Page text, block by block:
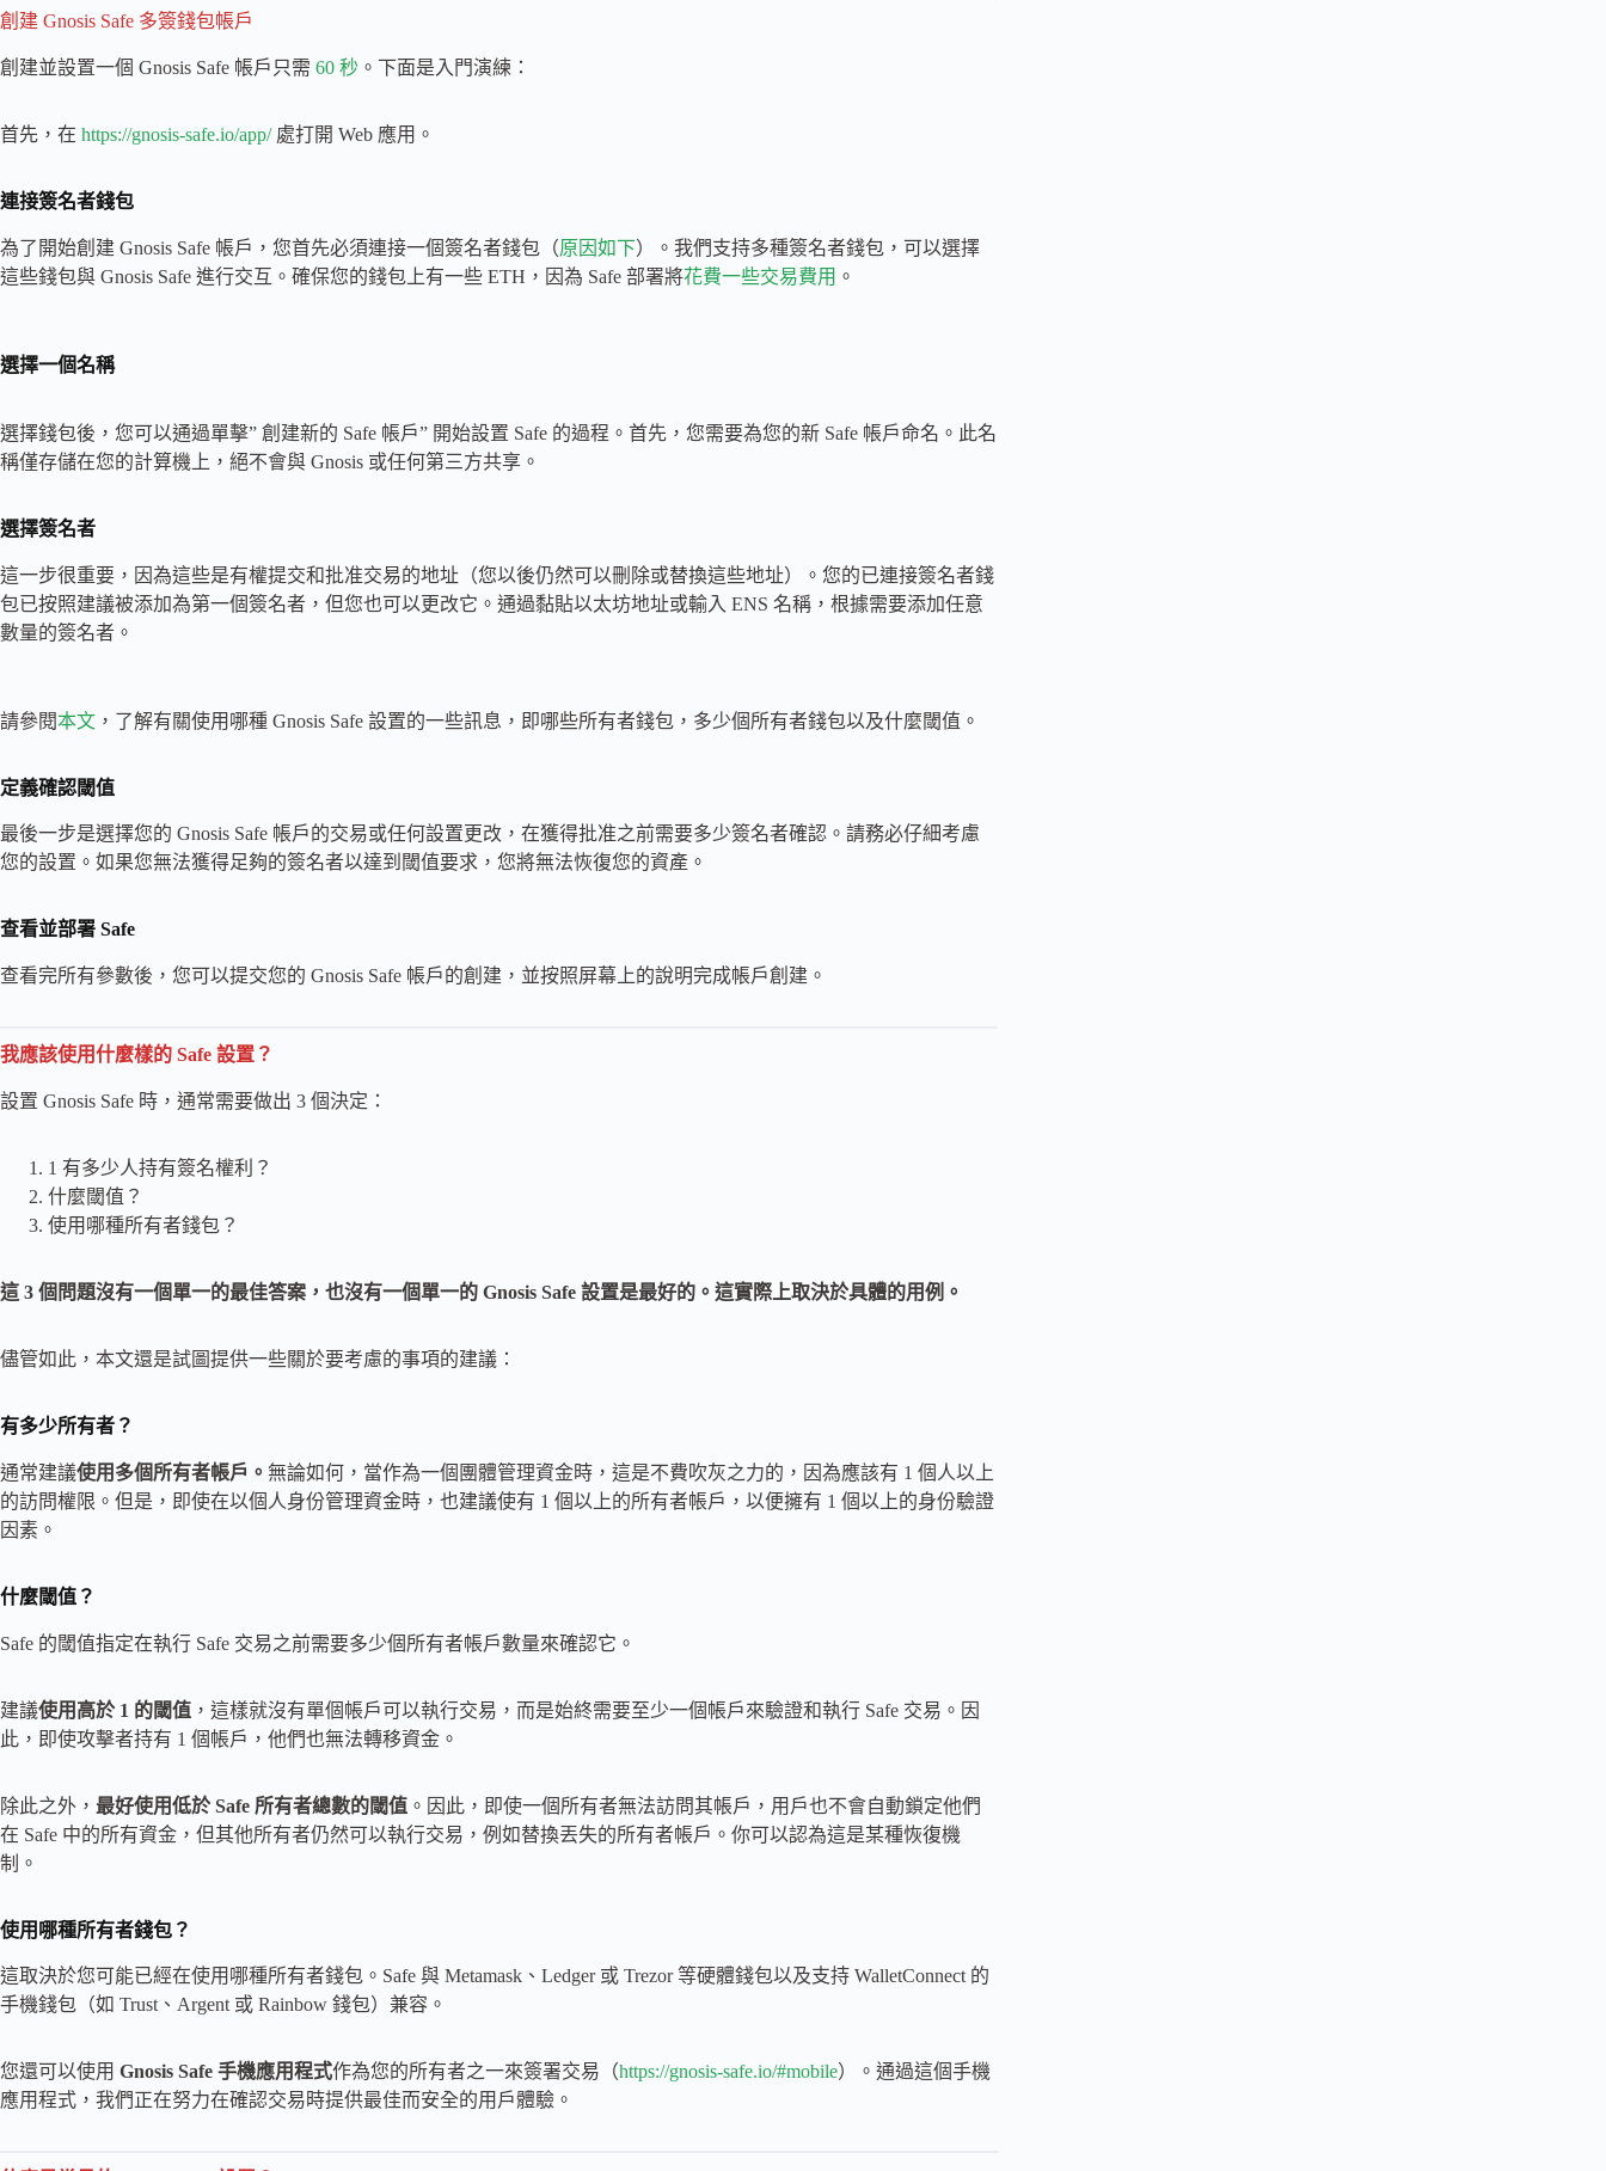
創建 Gnosis Safe 多簽錢包帳戶
創建並設置一個 Gnosis Safe 帳戶只需 60 秒 。下面是入門演練：
首先，在 https://gnosis-safe.io/app/處打開 Web 應用。
連接簽名者錢包
為了開始創建 Gnosis Safe 帳戶，您首先必須連接一個簽名者錢包（原因如下）。我們支持多種簽名者錢包，可以選擇
這些錢包與 Gnosis Safe 進行交互。確保您的錢包上有一些 ETH，因為 Safe 部署將花費一些交易費用 。
選擇一個名稱
選擇錢包後，您可以通過單擊” 創建新的 Safe 帳戶” 開始設置 Safe 的過程。首先，您需要為您的新 Safe 帳戶命名。此名
稱僅存儲在您的計算機上，絕不會與 Gnosis 或任何第三方共享。
選擇簽名者
這一步很重要，因為這些是有權提交和批准交易的地址（您以後仍然可以刪除或替換這些地址）。您的已連接簽名者錢
包已按照建議被添加為第一個簽名者，但您也可以更改它。通過黏貼以太坊地址或輸入 ENS 名稱，根據需要添加任意
數量的簽名者。
請參閱本文 ，了解有關使用哪種 Gnosis Safe 設置的一些訊息，即哪些所有者錢包，多少個所有者錢包以及什麼閾值。
定義確認閾值
最後一步是選擇您的 Gnosis Safe 帳戶的交易或任何設置更改，在獲得批准之前需要多少簽名者確認。請務必仔細考慮
您的設置。如果您無法獲得足夠的簽名者以達到閾值要求，您將無法恢復您的資產。
查看並部署 Safe
查看完所有參數後，您可以提交您的 Gnosis Safe 帳戶的創建，並按照屏幕上的說明完成帳戶創建。
我應該使用什麼樣的 Safe 設置？
設置 Gnosis Safe 時，通常需要做出 3 個決定：
1 有多少人持有簽名權利？
什麼閾值？
使用哪種所有者錢包？
這 3 個問題沒有一個單一的最佳答案，也沒有一個單一的 Gnosis Safe 設置是最好的。這實際上取決於具體的用例。
儘管如此，本文還是試圖提供一些關於要考慮的事項的建議：
有多少所有者？
通常建議使用多個所有者帳戶。 無論如何，當作為一個團體管理資金時，這是不費吹灰之力的，因為應該有 1 個人以上
的訪問權限。但是，即使在以個人身份管理資金時，也建議使有 1 個以上的所有者帳戶，以便擁有 1 個以上的身份驗證
因素。
什麼閾值？
Safe 的閾值指定在執行 Safe 交易之前需要多少個所有者帳戶數量來確認它。
建議使用高於 1 的閾值 ，這樣就沒有單個帳戶可以執行交易，而是始終需要至少一個帳戶來驗證和執行 Safe 交易。因
此，即使攻擊者持有 1 個帳戶，他們也無法轉移資金。
除此之外， 最好使用低於 Safe 所有者總數的閾值 。因此，即使一個所有者無法訪問其帳戶，用戶也不會自動鎖定他們
在 Safe 中的所有資金，但其他所有者仍然可以執行交易，例如替換丟失的所有者帳戶。你可以認為這是某種恢復機
制。
使用哪種所有者錢包？
這取決於您可能已經在使用哪種所有者錢包。Safe 與 Metamask、Ledger 或 Trezor 等硬體錢包以及支持 WalletConnect 的
手機錢包（如 Trust、Argent 或 Rainbow 錢包）兼容。
您還可以使用 Gnosis Safe 手機應用程式作為您的所有者之一來簽署交易（https://gnosis-safe.io/#mobile）。通過這個手機
應用程式，我們正在努力在確認交易時提供最佳而安全的用戶體驗。